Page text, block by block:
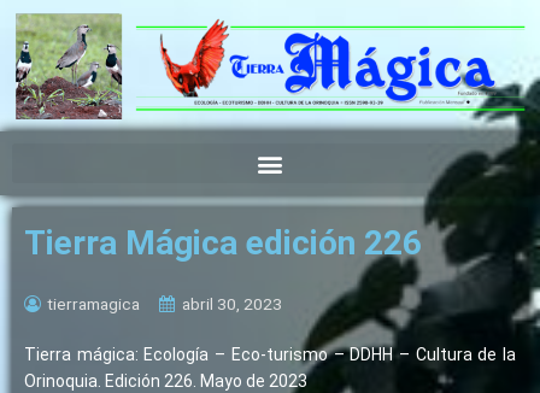
contenido
Tierra Mágica edición 226
tierramagica abril 30, 2023
Tierra mágica: Ecología – Eco-turismo – DDHH – Cultura de la
Orinoquia. Edición 226. Mayo de 2023